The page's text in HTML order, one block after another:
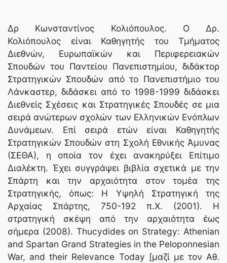
Δρ Κωνσταντίνος Κολιόπουλος. Ο Δρ.
Κολιόπουλος είναι Καθηγητής του Τμήματος
Διεθνών, Ευρωπαϊκών και Περιφερειακών
Σπουδών του Παντείου Πανεπιστημίου, διδάκτορ
Στρατηγικών Σπουδών από το Πανεπιστήμιο του
Λάνκαστερ, διδάσκει από το 1998-1999 διδάσκει
Διεθνείς Σχέσεις και Στρατηγικές Σπουδές σε μια
σειρά ανώτερων σχολών των Ελληνικών Ενόπλων
Δυνάμεων. Επί σειρά ετών είναι Καθηγητής
Στρατηγικών Σπουδών στη Σχολή Εθνικής Άμυνας
(ΣΕΘΑ), η οποία τον έχει ανακηρύξει Επίτιμο
Διαλέκτη. Έχει συγγράψει βιβλία σχετικά με την
Σπάρτη και την αρχαιότητα στον τομέα της
Στρατηγικής, όπως: Η Υψηλή Στρατηγική της
Αρχαίας Σπάρτης, 750-192 π.Χ. (2001). Η
στρατηγική σκέψη από την αρχαιότητα έως
σήμερα (2008). Thucydides on Strategy: Athenian
and Spartan Grand Strategies in the Peloponnesian
War, and their Relevance Today [μαζί με τον Αθ.